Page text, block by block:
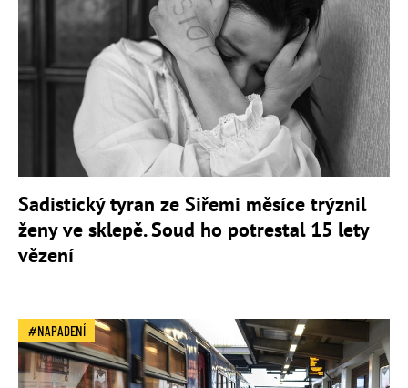
Sadistický tyran ze Siřemi měsíce trýznil
ženy ve sklepě. Soud ho potrestal 15 lety
vězení
NAPADENÍ